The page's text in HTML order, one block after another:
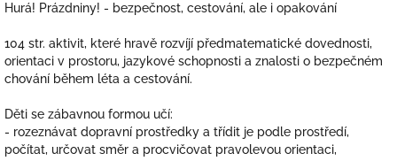
Hurá! Prázdniny! - bezpečnost, cestování, ale i opakování
104 str. aktivit, které hravě rozvíjí předmatematické dovednosti,
orientaci v prostoru, jazykové schopnosti a znalosti o bezpečném
chování během léta a cestování.
Děti se zábavnou formou učí:
- rozeznávat dopravní prostředky a třídit je podle prostředí,
počítat, určovat směr a procvičovat pravolevou orientaci,